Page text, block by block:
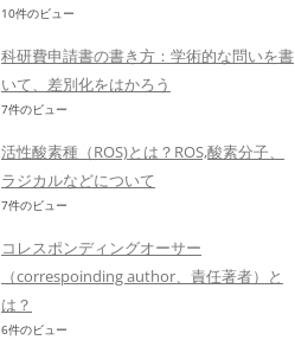
10件のビュー
科研費申請書の書き方：学術的な問いを書
いて、差別化をはかろう
7件のビュー
活性酸素種（ROS)とは？ROS,酸素分子、
ラジカルなどについて
7件のビュー
コレスポンディングオーサー
（correspoinding author、責任著者）と
は？
6件のビュー